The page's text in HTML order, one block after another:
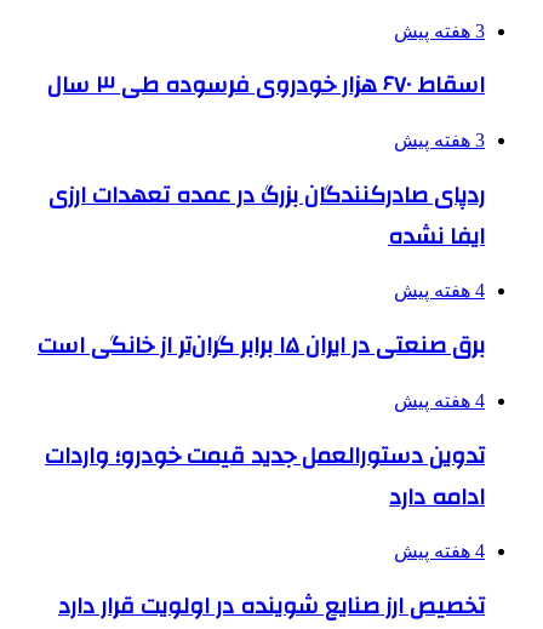
3 هفته پیش
اسقاط ۶۷۰ هزار خودروی فرسوده طی ۳ سال
3 هفته پیش
ردپای صادرکنندگان بزرگ در عمده تعهدات ارزی
ایفا نشده
4 هفته پیش
برق صنعتی در ایران ۱۵ برابر گران‌تر از خانگی است
4 هفته پیش
تدوین دستورالعمل جدید قیمت خودرو؛ واردات
ادامه دارد
4 هفته پیش
تخصیص ارز صنایع شوینده در اولویت قرار دارد